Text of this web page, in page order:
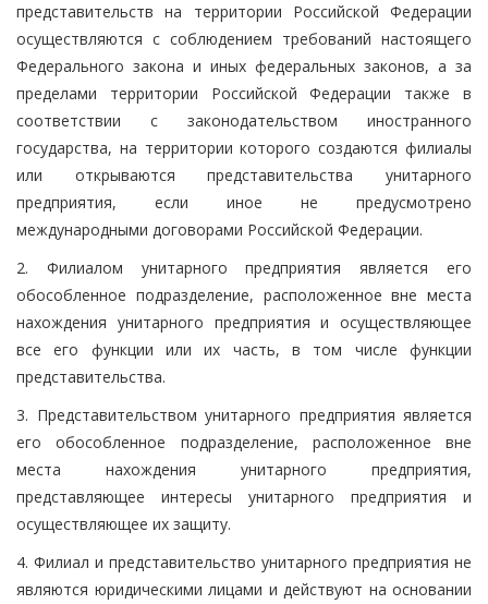
представительств на территории Российской Федерации
осуществляются с соблюдением требований настоящего
Федерального закона и иных федеральных законов, а за
пределами территории Российской Федерации также в
соответствии с законодательством иностранного
государства, на территории которого создаются филиалы
или открываются представительства унитарного
предприятия, если иное не предусмотрено
международными договорами Российской Федерации.
2. Филиалом унитарного предприятия является его
обособленное подразделение, расположенное вне места
нахождения унитарного предприятия и осуществляющее
все его функции или их часть, в том числе функции
представительства.
3. Представительством унитарного предприятия является
его обособленное подразделение, расположенное вне
места нахождения унитарного предприятия,
представляющее интересы унитарного предприятия и
осуществляющее их защиту.
4. Филиал и представительство унитарного предприятия не
являются юридическими лицами и действуют на основании